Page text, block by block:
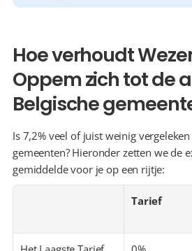
Hoe verhoudt
Oppem zich tot de
Belgische
Is 7,2% veel of juist weinig
gemeenten? Hieronder zetten we de
gemiddelde voor je op een rijtje:
Tarief